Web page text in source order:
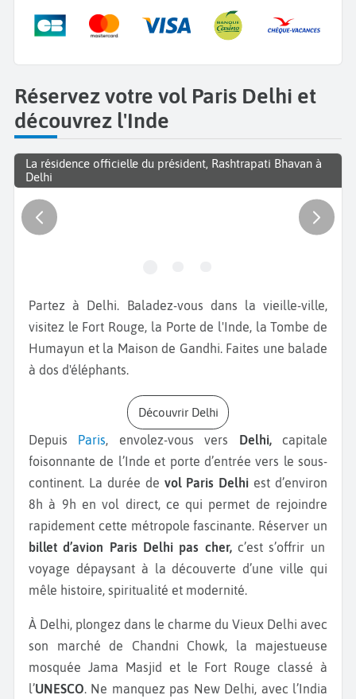
Réservez votre vol Paris Delhi et
découvrez l'Inde
La résidence officielle du président, Rashtrapati Bhavan à
Delhi
Partez à Delhi. Baladez-vous dans la vieille-ville,
visitez le Fort Rouge, la Porte de l'Inde, la Tombe de
Humayun et la Maison de Gandhi. Faites une balade
à dos d'éléphants.
Découvrir Delhi
Depuis Paris, envolez-vous vers Delhi,capitale
foisonnante de l’Inde et porte d’entrée vers le sous-
continent. La durée de vol Paris Delhi est d’environ
8h à 9h en vol direct, ce qui permet de rejoindre
rapidement cette métropole fascinante. Réserver un
billet d’avion Paris Delhi pas cher,c’est s’offrir un
voyage dépaysant à la découverte d’une ville qui
mêle histoire, spiritualité et modernité.
À Delhi, plongez dans le charme du Vieux Delhi avec
son marché de Chandni Chowk, la majestueuse
mosquée Jama Masjid et le Fort Rouge classé à
l’UNESCO. Ne manquez pas New Delhi, avec l’India